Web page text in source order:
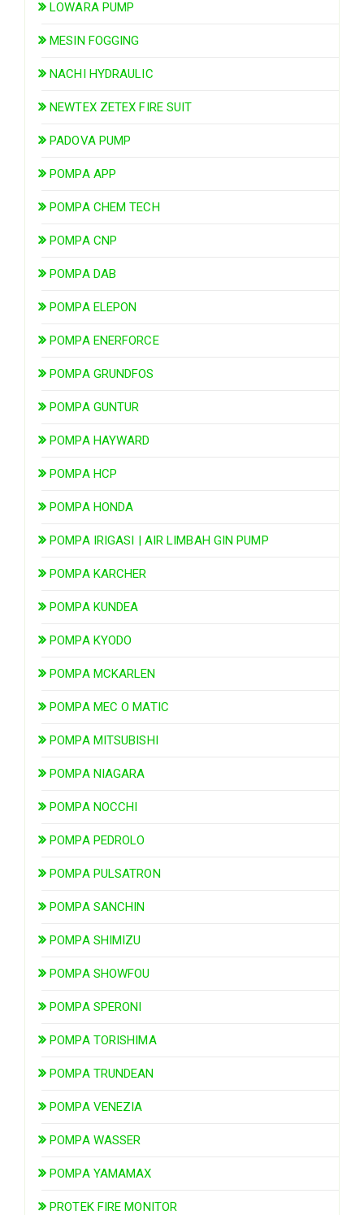
LOWARA PUMP
MESIN FOGGING
NACHI HYDRAULIC
NEWTEX ZETEX FIRE SUIT
PADOVA PUMP
POMPA APP
POMPA CHEM TECH
POMPA CNP
POMPA DAB
POMPA ELEPON
POMPA ENERFORCE
POMPA GRUNDFOS
POMPA GUNTUR
POMPA HAYWARD
POMPA HCP
POMPA HONDA
POMPA IRIGASI | AIR LIMBAH GIN PUMP
POMPA KARCHER
POMPA KUNDEA
POMPA KYODO
POMPA MCKARLEN
POMPA MEC O MATIC
POMPA MITSUBISHI
POMPA NIAGARA
POMPA NOCCHI
POMPA PEDROLO
POMPA PULSATRON
POMPA SANCHIN
POMPA SHIMIZU
POMPA SHOWFOU
POMPA SPERONI
POMPA TORISHIMA
POMPA TRUNDEAN
POMPA VENEZIA
POMPA WASSER
POMPA YAMAMAX
PROTEK FIRE MONITOR